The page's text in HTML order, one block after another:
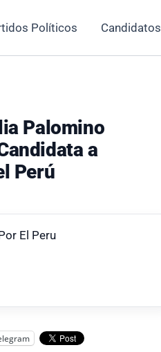
Políticos Candidatos
Palomino
a
Perú
El Peru